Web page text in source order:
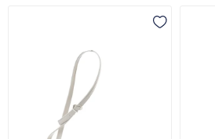
Ayarlanabilir düz deri çapraz askı,
çapraz şekilde rahatça taşıma esnekliği
sayesinde gün boyu yormadan kullanılır.
Açık gri tonu; siyah, beyaz, lacivert,
zahmetsiz uyum yakalayarak dört
tercih sunar. Şehir içi günlük kullanımdan
gezilerden hafta sonu buluşmalarına